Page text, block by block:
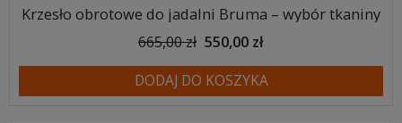
Krzesło obrotowe do jadalni Bruma – wybór tkaniny
665,00 zł 550,00 zł
DODAJ DO KOSZYKA